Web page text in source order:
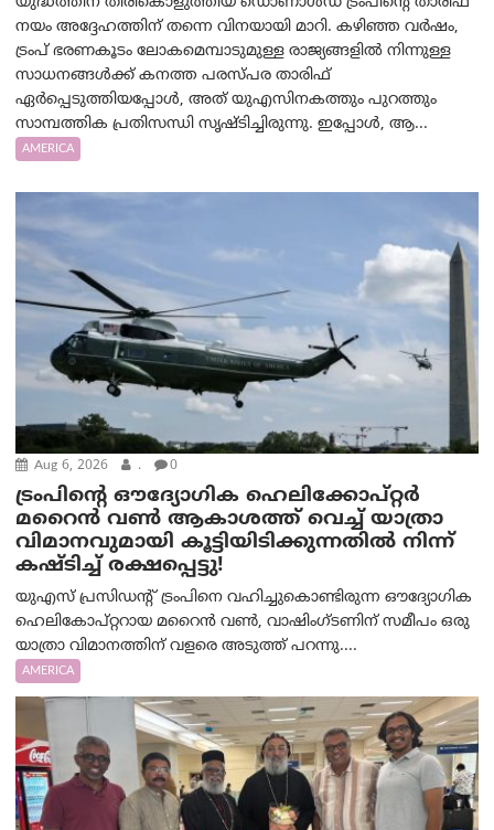
നയം അദ്ദേഹത്തിന് തന്നെ വിനയായി മാറി. കഴിഞ്ഞ വർഷം,
ട്രംപ് ഭരണകൂടം ലോകമെമ്പാടുമുള്ള രാജ്യങ്ങളിൽ നിന്നുള്ള
സാധനങ്ങൾക്ക് കനത്ത പരസ്പര താരിഫ്
ഏർപ്പെടുത്തിയപ്പോൾ, അത് യുഎസിനകത്തും പുറത്തും
സാമ്പത്തിക പ്രതിസന്ധി സൃഷ്ടിച്ചിരുന്നു. ഇപ്പോൾ, ആ...
AMERICA
Aug 6, 2026 . 0
ട്രം‌പിന്റെ ഔദ്യോഗിക ഹെലിക്കോപ്റ്റര്‍
മറൈന്‍ വണ്‍ ആകാശത്ത് വെച്ച് യാത്രാ
വിമാനവുമായി കൂട്ടിയിടിക്കുന്നതിൽ നിന്ന്
കഷ്ടിച്ച് രക്ഷപ്പെട്ടു!
യുഎസ് പ്രസിഡന്റ് ട്രംപിനെ വഹിച്ചുകൊണ്ടിരുന്ന ഔദ്യോഗിക
ഹെലികോപ്റ്ററായ മറൈൻ വൺ, വാഷിംഗ്ടണിന് സമീപം ഒരു
യാത്രാ വിമാനത്തിന് വളരെ അടുത്ത് പറന്നു....
AMERICA